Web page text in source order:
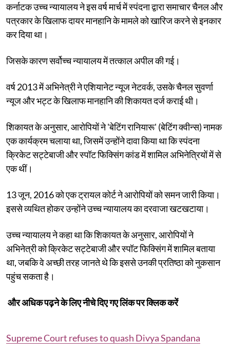
कर्नाटक उच्च न्यायालय ने इस वर्ष मार्च में स्पंदना द्वारा समाचार चैनल और
पत्रकार के खिलाफ दायर मानहानि के मामले को खारिज करने से इनकार
कर दिया था।
जिसके कारण सर्वोच्च न्यायालय में तत्काल अपील की गई।
वर्ष 2013 में अभिनेत्री ने एशियानेट न्यूज नेटवर्क, उसके चैनल सुवर्णा
न्यूज और भट्ट के खिलाफ मानहानि की शिकायत दर्ज कराई थी।
शिकायत के अनुसार, आरोपियों ने 'बेटिंग रानियारू' (बेटिंग क्वीन्स) नामक
एक कार्यक्रम चलाया था, जिसमें उन्होंने दावा किया था कि स्पंदना
क्रिकेट सट्टेबाजी और स्पॉट फिक्सिंग कांड में शामिल अभिनेत्रियों में से
एक थीं।
13 जून, 2016 को एक ट्रायल कोर्ट ने आरोपियों को समन जारी किया।
इससे व्यथित होकर उन्होंने उच्च न्यायालय का दरवाजा खटखटाया।
उच्च न्यायालय ने कहा था कि शिकायत के अनुसार, आरोपियों ने
अभिनेत्री को क्रिकेट सट्टेबाजी और स्पॉट फिक्सिंग में शामिल बताया
था, जबकि वे अच्छी तरह जानते थे कि इससे उनकी प्रतिष्ठा को नुकसान
पहुंच सकता है।
और अधिक पढ़ने के लिए नीचे दिए गए लिंक पर क्लिक करें
Supreme Court refuses to quash Divya Spandana